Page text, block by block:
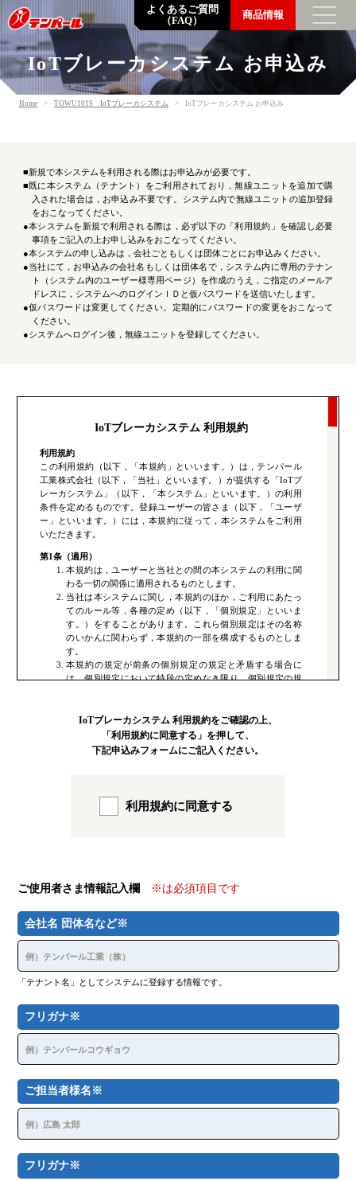
トップメッセージ
企業情報
沿革
環境の取り組み
調達方針
一般事業主行動計画
SDGsの取り組み
採用情報
カタログ・ソフトダウンロード
お問い合わせ
お知らせ
よくあるご質問
（FAQ）
商品情報
IoTブレーカシステム お申込み
Home TOWU101S IoTブレーカシステム IoTブレーカシステム お申込み
■新規で本システムを利用される際はお申込みが必要です。
■既に本システム（テナント）をご利用されており，無線ユニットを追加で購
入された場合は，お申込み不要です。
システム内で無線ユニットの追加登録
をおこなってください。
●本システムを新規で利用される際は，必ず以下の「利用規約」を確認し 必要
事項をご記入の上お申し込みをおこなってください。
●本システムの申し込みは，会社ごともしくは団体ごとにお申込みください。
●当社にて，お申込みの会社名もしくは団体名で，システム内に専用のテナン
ト（システム内のユーザー様専用ページ）を作成のうえ， ご指定のメールア
ドレスに，システムへのログインＩＤと仮パスワードを送信いたします。
●仮パスワードは変更してください。定期的にパスワードの変更をおこなって
ください。
●システムへログイン後，無線ユニットを登録してください。
IoTブレーカシステム 利用規約
利用規約
この利用規約（以下，「本規約」といいます。）は，テンパール
工業株式会社（以下，「当社」といいます。）が提供する「IoTブ
レーカシステム」（以下，「本システム」といいます。）の利用
条件を定めるものです。登録ユーザーの皆さま（以下，「ユーザ
ー」といいます。）には，本規約に従って，本システムをご利用
いただきます。
第1条（適用）
本規約は，ユーザーと当社との間の本システムの利用に関
わる一切の関係に適用されるものとします。
当社は本システムに関し，本規約のほか，ご利用にあたっ
てのルール等，各種の定め（以下，「個別規定」といいま
す。）をすることがあります。これら個別規定はその名称
のいかんに関わらず，本規約の一部を構成するものとしま
す。
本規約の規定が前条の個別規定の規定と矛盾する場合に
は，個別規定において特段の定めなき限り，個別規定の規
第2条（利用登録）
本システムにおいては，登録希望者が本規約に同意の上，
当社の定める方法（システム利用申込書）によって利用登
録を申請し，当社がこれを承認・登録することによって，
場合，利用登録の申請を承認しないことがあり，その理由
については一切の開示義務を負わないものとします。
ユーザーは，自己の責任において，本システムのユーザー
IDおよびパスワードを適切に管理するものとします。
ユーザーは，いかなる場合にも，ユーザーIDおよびパスワ
ードを第三者に譲渡することはできません。
与，もしくは第三者と共用する場合，当社は，そのユーザ
ーザーはかかる利用についての一切の責任を負うものとし
ます。
ユーザーID及びパスワードが第三者によって使用されたこ
とによって生じた損害は，当社は一切の責任を負わないも
の限りではありません。
第4条（利用料金および支払方法）
ユーザーは，本システムの利用の対価として，当社が別途定める
利用料金を，当社が指定する方法により支払うものとします。
第５条（履歴データの管理）
IoTブレーカシステム 利用規約をご確認の上、
「利用規約に同意する」を押して、
下記申込みフォームにご記入ください。
利用規約に同意する
ご使用者さま情報記入欄 ※は必須項目です
会社名 団体名など※
「テナント名」としてシステムに登録する情報です。
フリガナ※
ご担当者様名※
フリガナ※